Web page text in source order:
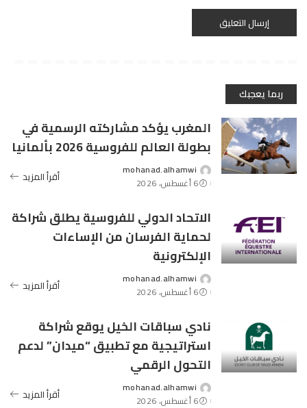
ربما يعجبك
المغرب يؤكد مشاركته الرسمية في
بطولة العالم للفروسية 2026 بألمانيا
Posted
by
mohanad.alhamwi
6 أغسطس، 2026
أقرأ المزيد
الاتحاد الدولي للفروسية يطلق شراكة
لحماية الفرسان من الإساءات
الإلكترونية
Posted
by
mohanad.alhamwi
6 أغسطس، 2026
أقرأ المزيد
نادي سباقات الخيل يوقع شراكة
استراتيجية مع تطبيق “ميدان” لدعم
التحول الرقمي
Posted
mohanad.alhamwi
6 أغسطس، 2026
أقرأ المزيد